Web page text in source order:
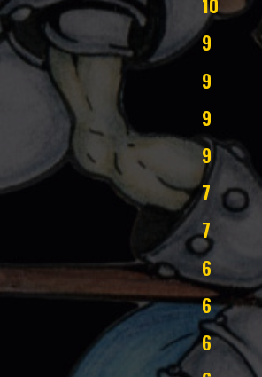
10
9
9
9
9
7
7
6
6
6